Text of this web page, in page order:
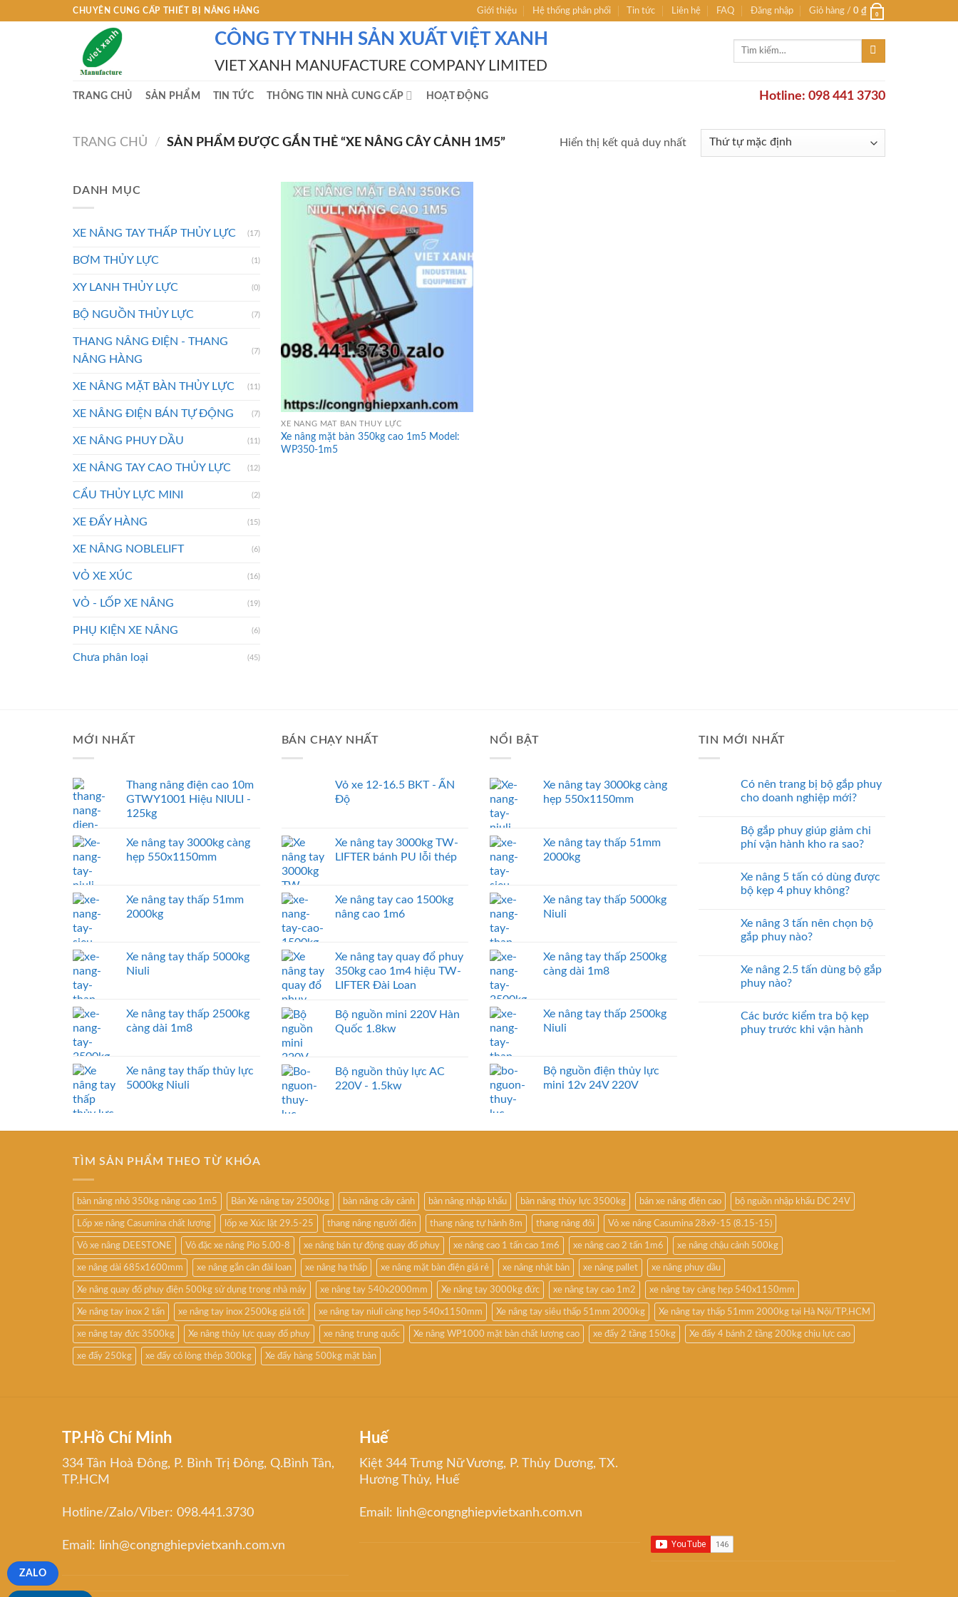
CHUYÊN CUNG CẤP THIẾT BỊ NÂNG HÀNG Giới thiệu Hệ thống phân phối Tin tức Liên hệ FAQ Đăng nhập Giỏ hàng / 0 ₫ 0
CÔNG TY TNHH SẢN XUẤT VIỆT XANH
VIET XANH MANUFACTURE COMPANY LIMITED
Tìm
TRANG CHỦ SẢN PHẨM TIN TỨC THÔNG TIN NHÀ CUNG CẤP HOẠT ĐỘNG Hotline: 098 441 3730
TRANG CHỦ / SẢN PHẨM ĐƯỢC GẮN THẺ “XE NÂNG CÂY CẢNH 1M5” Hiển thị kết quả duy nhất
DANH MỤC
XE NÂNG TAY THẤP THỦY LỰC (17)
BƠM THỦY LỰC (1)
XY LANH THỦY LỰC (0)
BỘ NGUỒN THỦY LỰC (7)
THANG NÂNG ĐIỆN - THANG
NÂNG HÀNG
(7)
XE NÂNG MẶT BÀN THỦY LỰC (11)
XE NÂNG ĐIỆN BÁN TỰ ĐỘNG (7)
XE NÂNG PHUY DẦU (11)
XE NÂNG TAY CAO THỦY LỰC (12)
CẨU THỦY LỰC MINI (2)
XE ĐẨY HÀNG (15)
XE NÂNG NOBLELIFT (6)
VỎ XE XÚC (16)
VỎ - LỐP XE NÂNG (19)
PHỤ KIỆN XE NÂNG (6)
Chưa phân loại (45)
XE NÂNG MẶT BÀN THỦY LỰC
Xe nâng mặt bàn 350kg cao 1m5 Model:
WP350-1m5
MỚI NHẤT
Thang nâng điện cao 10m
GTWY1001 Hiệu NIULI -
125kg
Xe nâng tay 3000kg càng
hẹp 550x1150mm
Xe nâng tay thấp 51mm
2000kg
Xe nâng tay thấp 5000kg
Niuli
Xe nâng tay thấp 2500kg
càng dài 1m8
Xe nâng tay thấp thủy lực
5000kg Niuli
BÁN CHẠY NHẤT
Vỏ xe 12-16.5 BKT - ẤN
Độ
Xe nâng tay 3000kg TW-
LIFTER bánh PU lỗi thép
Xe nâng tay cao 1500kg
nâng cao 1m6
Xe nâng tay quay đổ phuy
350kg cao 1m4 hiệu TW-
LIFTER Đài Loan
Bộ nguồn mini 220V Hàn
Quốc 1.8kw
Bộ nguồn thủy lực AC
220V - 1.5kw
NỔI BẬT
Xe nâng tay 3000kg càng
hẹp 550x1150mm
Xe nâng tay thấp 51mm
2000kg
Xe nâng tay thấp 5000kg
Niuli
Xe nâng tay thấp 2500kg
càng dài 1m8
Xe nâng tay thấp 2500kg
Niuli
Bộ nguồn điện thủy lực
mini 12v 24V 220V
TIN MỚI NHẤT
Có nên trang bị bộ gắp phuy
cho doanh nghiệp mới?
Bộ gắp phuy giúp giảm chi
phí vận hành kho ra sao?
Xe nâng 5 tấn có dùng được
bộ kẹp 4 phuy không?
Xe nâng 3 tấn nên chọn bộ
gắp phuy nào?
Xe nâng 2.5 tấn dùng bộ gắp
phuy nào?
Các bước kiểm tra bộ kẹp
phuy trước khi vận hành
TÌM SẢN PHẨM THEO TỪ KHÓA
bàn nâng nhỏ 350kg nâng cao 1m5 Bán Xe nâng tay 2500kg bàn nâng cây cảnh bàn nâng nhập khẩu bàn nâng thủy lực 3500kg bán xe nâng điện cao bộ nguồn nhập khẩu DC 24V
Lốp xe nâng Casumina chất lượng lốp xe Xúc lật 29.5-25 thang nâng người điện thang nâng tự hành 8m thang nâng đôi Vỏ xe nâng Casumina 28x9-15 (8.15-15)
Vỏ xe nâng DEESTONE Vỏ đặc xe nâng Pio 5.00-8 xe nâng bán tự động quay đổ phuy xe nâng cao 1 tấn cao 1m6 xe nâng cao 2 tấn 1m6 xe nâng chậu cảnh 500kg
xe nâng dài 685x1600mm xe nâng gắn cân đài loan xe nâng hạ thấp xe nâng mặt bàn điện giá rẻ xe nâng nhật bản xe nâng pallet xe nâng phuy dầu
Xe nâng quay đổ phuy điện 500kg sử dụng trong nhà máy xe nâng tay 540x2000mm Xe nâng tay 3000kg đức xe nâng tay cao 1m2 xe nâng tay càng hẹp 540x1150mm
Xe nâng tay inox 2 tấn xe nâng tay inox 2500kg giá tốt xe nâng tay niuli càng hẹp 540x1150mm Xe nâng tay siêu thấp 51mm 2000kg Xe nâng tay thấp 51mm 2000kg tại Hà Nội/TP.HCM
xe nâng tay đức 3500kg Xe nâng thủy lực quay đổ phuy xe nâng trung quốc Xe nâng WP1000 mặt bàn chất lượng cao xe đẩy 2 tầng 150kg Xe đẩy 4 bánh 2 tầng 200kg chịu lực cao
xe đẩy 250kg xe đẩy có lòng thép 300kg Xe đẩy hàng 500kg mặt bàn
TP.Hồ Chí Minh
334 Tân Hoà Đông, P. Bình Trị Đông, Q.Bình Tân,
TP.HCM
Hotline/Zalo/Viber: 098.441.3730
Email: linh@congnghiepvietxanh.com.vn
Huế
Kiệt 344 Trưng Nữ Vương, P. Thủy Dương, TX.
Hương Thủy, Huế
Email: linh@congnghiepvietxanh.com.vn
ZALO